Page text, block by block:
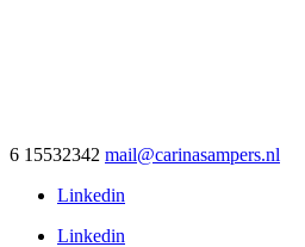
6 15532342 mail@carinasampers.nl
Linkedin
Linkedin